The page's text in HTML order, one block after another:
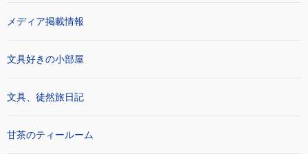
メディア掲載情報
文具好きの小部屋
文具、徒然旅日記
甘茶のティールーム